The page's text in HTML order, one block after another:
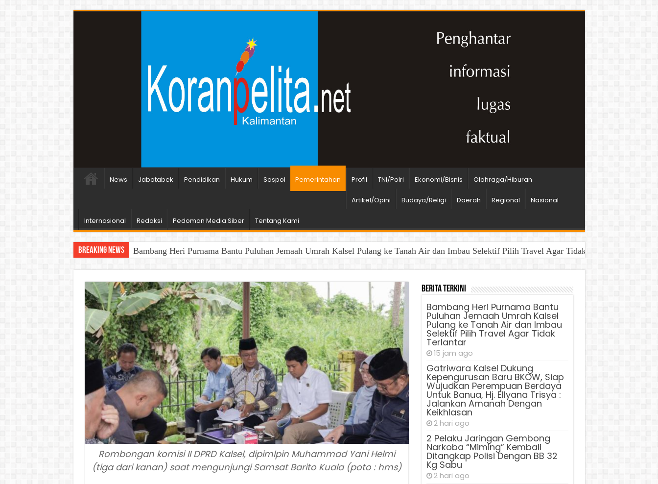
News Jabotabek Pendidikan Hukum Sospol Pemerintahan Profil TNI/Polri Ekonomi/Bisnis Olahraga/Hiburan
Artikel/Opini Budaya/Religi Daerah Regional Nasional
Internasional Redaksi Pedoman Media Siber Tentang Kami
Breaking News Bambang Heri Purnama Bantu Puluhan Jemaah Umrah Kalsel Pulang ke Tanah Air dan Imbau Selektif Pilih Travel Agar Tidak Terlantar
Rombongan komisi II DPRD Kalsel, dipimlpin Muhammad Yani Helmi
(tiga dari kanan) saat mengunjungi Samsat Barito Kuala (poto : hms)
Berita Terkini
Bambang Heri Purnama Bantu
Puluhan Jemaah Umrah Kalsel
Pulang ke Tanah Air dan Imbau
Selektif Pilih Travel Agar Tidak
Terlantar
15 jam ago
Gatriwara Kalsel Dukung
Kepengurusan Baru BKOW, Siap
Wujudkan Perempuan Berdaya
Untuk Banua, Hj. Ellyana Trisya :
Jalankan Amanah Dengan
Keikhlasan
2 hari ago
2 Pelaku Jaringan Gembong
Narkoba “Miming” Kembali
Ditangkap Polisi Dengan BB 32
Kg Sabu
2 hari ago